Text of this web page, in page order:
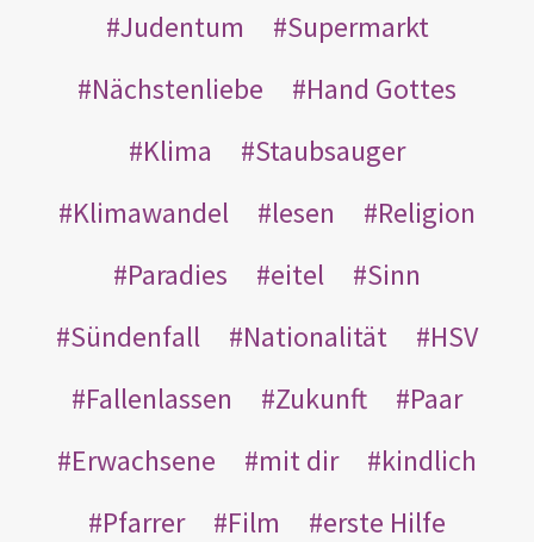
Judentum
Supermarkt
Nächstenliebe
Hand Gottes
Klima
Staubsauger
Klimawandel
lesen
Religion
Paradies
eitel
Sinn
Sündenfall
Nationalität
HSV
Fallenlassen
Zukunft
Paar
Erwachsene
mit dir
kindlich
Pfarrer
Film
erste Hilfe